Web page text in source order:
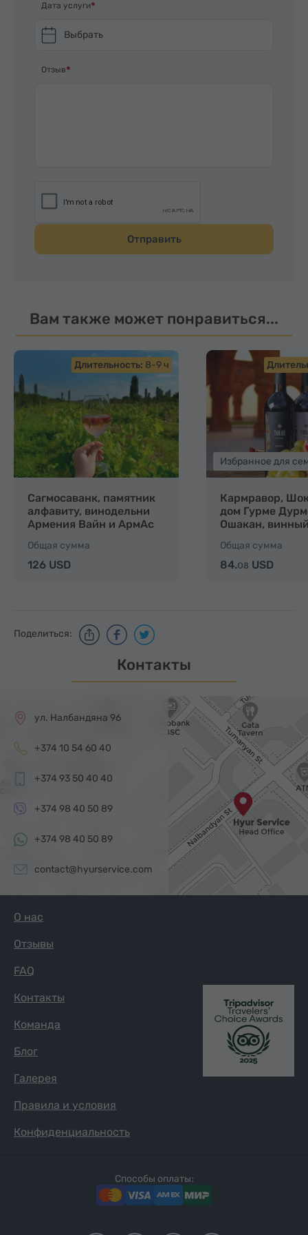
Дата услуги
Выбрать
Отзыв
Отправить
Вам также может понравиться...
Длительность: 8-9 ч
Сагмосаванк, памятник
алфавиту, винодельни
Армения Вайн и АрмАс
Общая сумма
126 USD
Избранное для
Кармравор,
дом Гурме
Ошакан,
Общая сумма
84.08 USD
Поделиться:
Контакты
ул. Налбандяна 96
+374 10 54 60 40
+374 93 50 40 40
+374 98 40 50 89
+374 98 40 50 89
contact@hyurservice.com
О нас
Отзывы
FAQ
Контакты
Команда
Блог
Галерея
Правила и условия
Конфиденциальность
Способы оплаты: